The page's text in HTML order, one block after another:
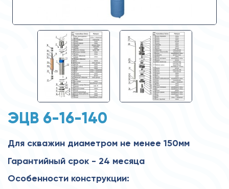
ЭЦВ 6-16-140
Для скважин диаметром не менее 150мм
Гарантийный срок - 24 месяца
Особенности конструкции: